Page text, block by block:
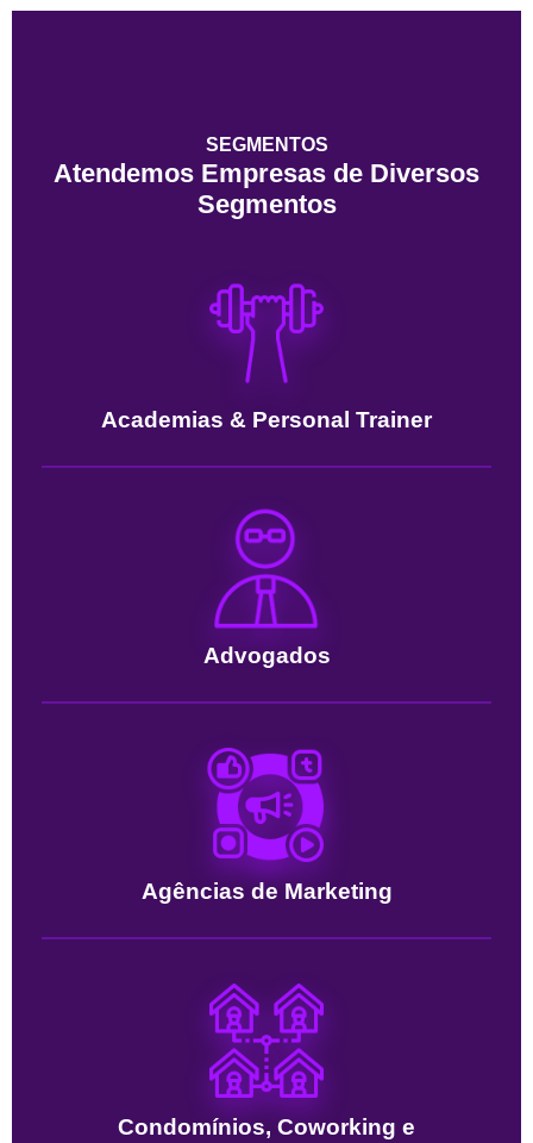
SEGMENTOS
Atendemos Empresas de Diversos
Segmentos
Academias & Personal Trainer
Advogados
Agências de Marketing
Condomínios, Coworking e